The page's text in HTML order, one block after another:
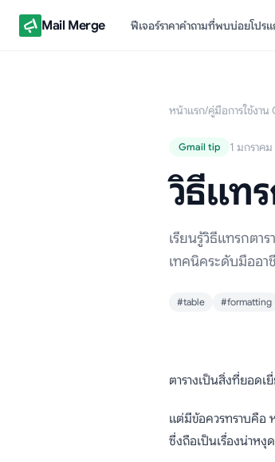
Mail Merge ฟีเจอร์ราคาคำถามที่พบบ่อยโปร
หน้าแรก/คู่มือการใช้งาน
Gmail tip 1 มกราค
วิธีแท
เรียนรู้วิธีแทรกตา
เทคนิคระดับมืออา
#table #formatting
วิธีแ
ตารางเป็นสิ่งที่ยอดเ
แต่มีข้อควรทราบคือ
ซึ่งถือเป็นเรื่องน่าห